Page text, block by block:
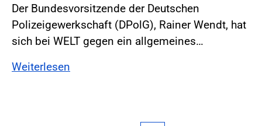
Der Bundesvorsitzende der Deutschen
Polizeigewerkschaft (DPolG), Rainer Wendt, hat
sich bei WELT gegen ein allgemeines…
Weiterlesen